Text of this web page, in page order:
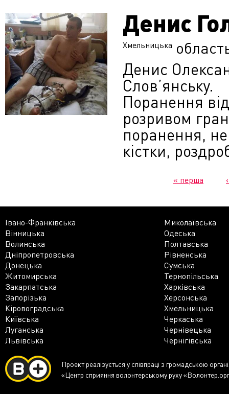
Денис
Хмельницька
Денис
Слов’янську.
Поранення
розривом
поранення,
кістки,
« перша
Івано-Франківська
Миколаївська
Вінницька
Одеська
Волинська
Полтавська
Дніпропетровська
Рівненська
Донецька
Сумська
Житомирська
Тернопільська
Закарпатська
Харківська
Запорізька
Херсонська
Кіровоградська
Хмельницька
Київська
Черкаська
Луганська
Чернівецька
Львівська
Чернігівська
Проект реалізується у співпраці з громадською
«Центр сприяння волонтерському руху